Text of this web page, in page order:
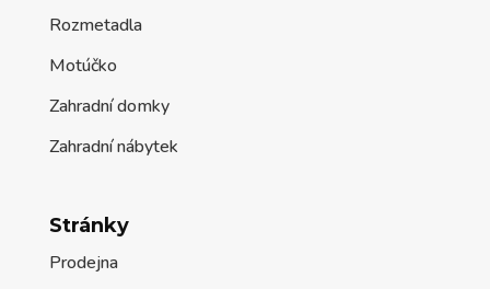
Rozmetadla
Motúčko
Zahradní domky
Zahradní nábytek
Stránky
Prodejna